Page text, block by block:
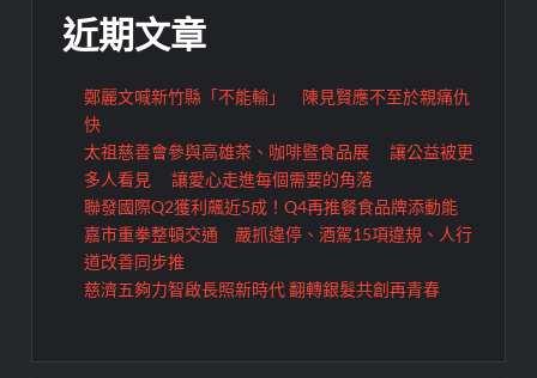
近期文章
鄭麗文喊新竹縣「不能輸」 陳見賢應不至於親痛仇
快
太祖慈善會參與高雄茶、咖啡暨食品展 讓公益被更
多人看見 讓愛心走進每個需要的角落
聯發國際Q2獲利飆近5成！Q4再推餐食品牌添動能
嘉市重拳整頓交通 嚴抓違停、酒駕15項違規、人行
道改善同步推
慈濟五夠力智啟長照新時代 翻轉銀髮共創再青春